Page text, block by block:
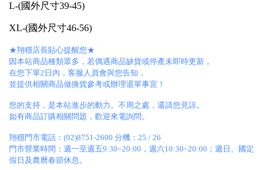
L-(國外尺寸39-45)
XL-(國外尺寸46-56)
★翔穩店長貼心提醒您★
因本站商品種類眾多，若偶遇商品缺貨或停產未即時更新，
在您下單2日內，客服人員會與您告知，
並提供相關商品做換貨參考或辦理退單事宜！
您的支持，是本站進步的動力。不周之處，還請您見諒。
如有商品訂購相關問題，歡迎來電詢問。
翔穩門市電話：(02)8751-2600 分機：25 / 26
門市營業時間：週一至週五9:30~20:00，週六10:30~20:00；週日、國定
假日及農曆春節休息。